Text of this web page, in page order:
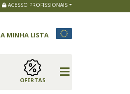
ACESSO PROFISSIONAIS
A MINHA LISTA
OFERTAS